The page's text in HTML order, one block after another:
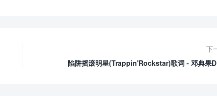
下
陷阱摇滚明星(Trappin'Rockstar)歌词 - 邓典果